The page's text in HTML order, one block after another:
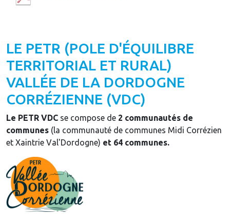
LE PETR (POLE D'ÉQUILIBRE
TERRITORIAL ET RURAL)
VALLÉE DE LA DORDOGNE
CORRÉZIENNE (VDC)
Le PETR VDC se compose de 2 communautés de
communes (la communauté de communes Midi Corrézien
et Xaintrie Val'Dordogne) et 64 communes.